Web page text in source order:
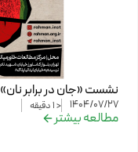
نشست «جان در برابر نان»
1404/07/27
< 1 دقیقه
مطالعه بیشتر